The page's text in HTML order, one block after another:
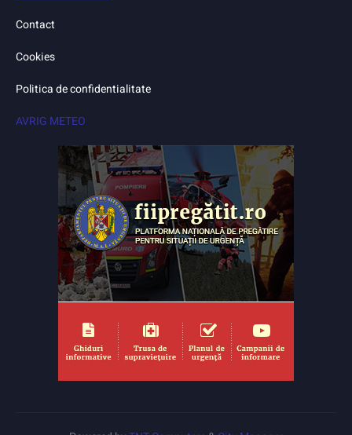
Contact
Cookies
Politica de confidentialitate
AVRIG METEO